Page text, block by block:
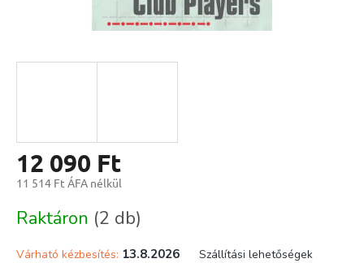
12 090 Ft
11 514 Ft ÁFA nélkül
Raktáron (2 db)
Várható kézbesítés: 13.8.2026 Szállítási lehetőségek